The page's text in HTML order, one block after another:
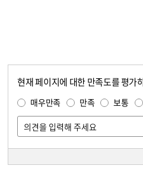
현재 페이지에 대한 만족도를 평가
매우만족 만족 보통